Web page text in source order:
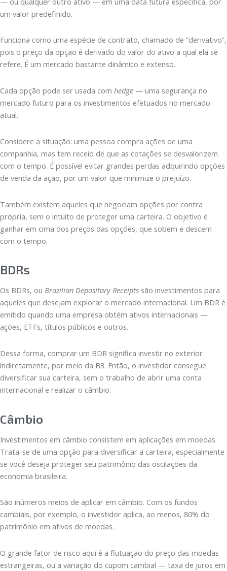
um valor predefinido.
Funciona como uma espécie de contrato, chamado de “derivativo”,
pois o preço da opção é derivado do valor do ativo a qual ela se
refere. É um mercado bastante dinâmico e extenso.
Cada opção pode ser usada com hedge — uma segurança no
mercado futuro para os investimentos efetuados no mercado
atual.
Considere a situação: uma pessoa compra ações de uma
companhia, mas tem receio de que as cotações se desvalorizem
com o tempo. É possível evitar grandes perdas adquirindo opções
de venda da ação, por um valor que minimize o prejuízo.
Também existem aqueles que negociam opções por contra
própria, sem o intuito de proteger uma carteira. O objetivo é
ganhar em cima dos preços das opções, que sobem e descem
com o tempo.
BDRs
Os BDRs, ou Brazilian Depositary Receipts são investimentos para
aqueles que desejam explorar o mercado internacional. Um BDR é
emitido quando uma empresa obtém ativos internacionais —
ações, ETFs, títulos públicos e outros.
Dessa forma, comprar um BDR significa investir no exterior
indiretamente, por meio da B3. Então, o investidor consegue
diversificar sua carteira, sem o trabalho de abrir uma conta
internacional e realizar o câmbio.
Câmbio
Investimentos em câmbio consistem em aplicações em moedas.
Trata-se de uma opção para diversificar a carteira, especialmente
se você deseja proteger seu patrimônio das oscilações da
economia brasileira.
São inúmeros meios de aplicar em câmbio. Com os fundos
cambiais, por exemplo, o investidor aplica, ao menos, 80% do
patrimônio em ativos de moedas.
O grande fator de risco aqui é a flutuação do preço das moedas
estrangeiras, ou a variação do cupom cambial — taxa de juros em